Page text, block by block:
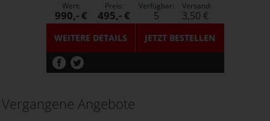
WEITERE DETAILS JETZTBESTELLEN
Wert:
990,- €
Preis:
495,- €
Verfügbar:
5
Versand:
3,50 €
Vergangene Angebote